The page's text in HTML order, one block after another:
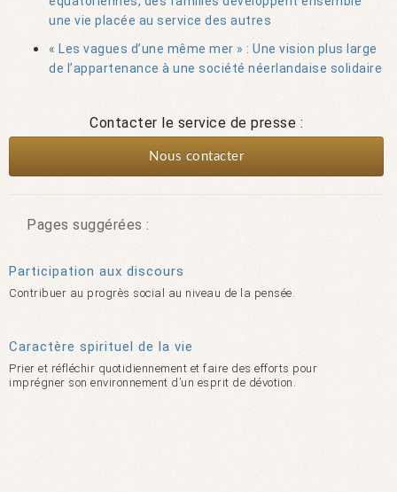
une vie placée au service des autres
« Les vagues d’une même mer » : Une vision plus large
de l’appartenance à une société néerlandaise solidaire
Contacter le service de presse :
Nous contacter
Pages suggérées :
Participation aux discours
Contribuer au progrès social au niveau de la pensée.
Caractère spirituel de la vie
Prier et réfléchir quotidiennement et faire des efforts pour
imprégner son environnement d’un esprit de dévotion.